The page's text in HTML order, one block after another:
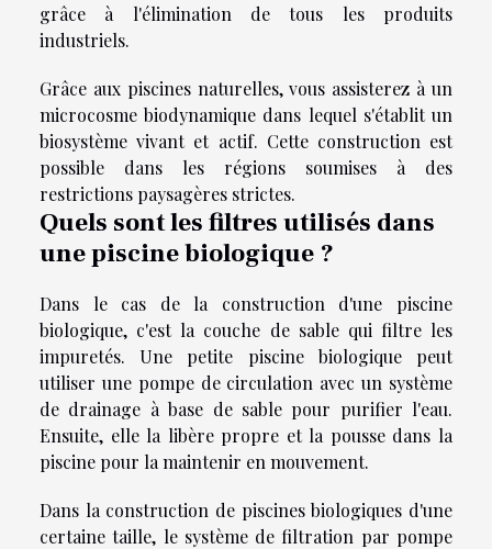
grâce à l'élimination de tous les produits
industriels.
Grâce aux piscines naturelles, vous assisterez à un
microcosme biodynamique dans lequel s'établit un
biosystème vivant et actif. Cette construction est
possible dans les régions soumises à des
restrictions paysagères strictes.
Quels sont les filtres utilisés dans
une piscine biologique ?
Dans le cas de la construction d'une piscine
biologique, c'est la couche de sable qui filtre les
impuretés. Une petite piscine biologique peut
utiliser une pompe de circulation avec un système
de drainage à base de sable pour purifier l'eau.
Ensuite, elle la libère propre et la pousse dans la
piscine pour la maintenir en mouvement.
Dans la construction de piscines biologiques d'une
certaine taille, le système de filtration par pompe